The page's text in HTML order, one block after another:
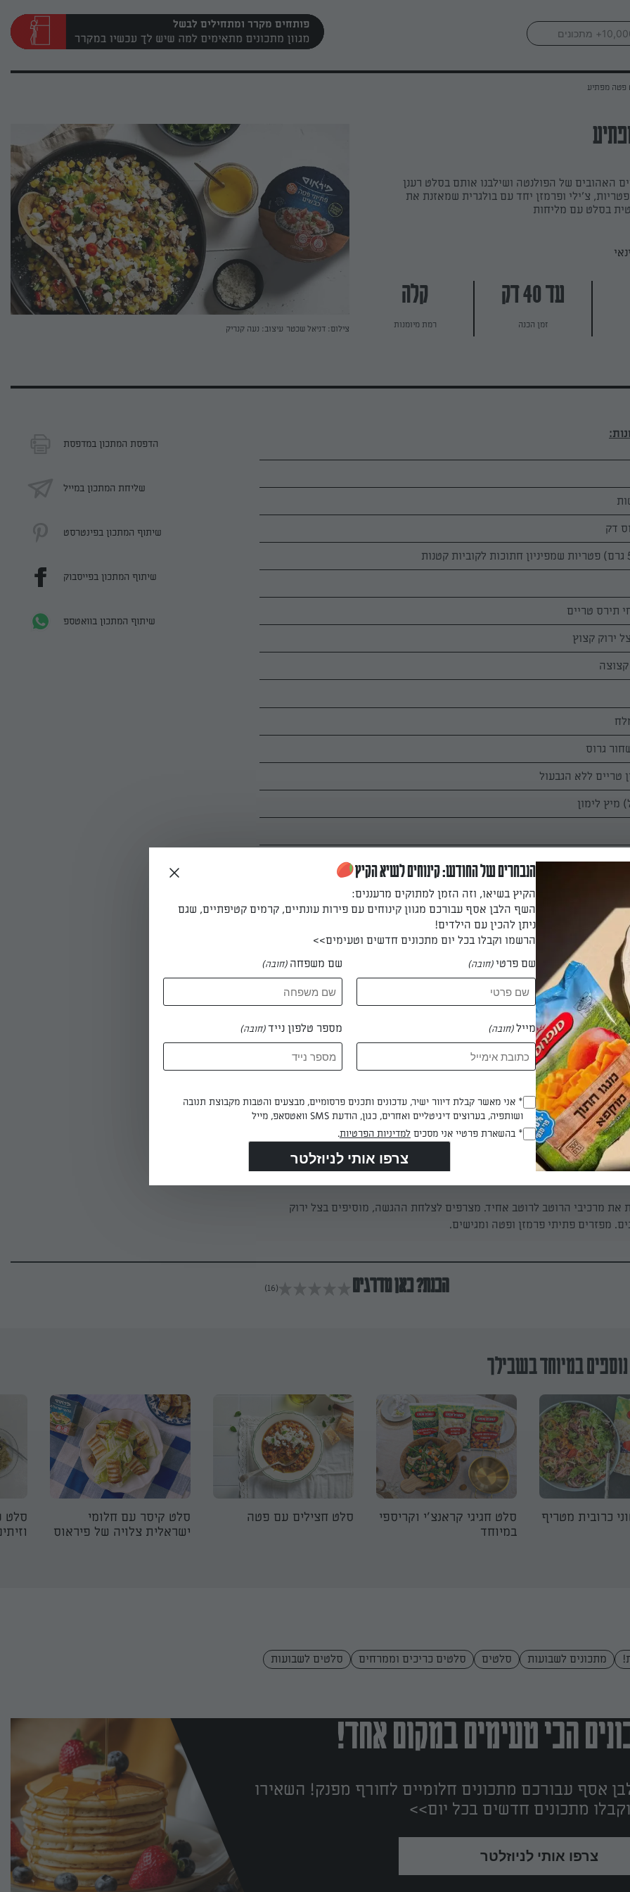
פותחים מקרר ומתחילים לבשל
פטה מפתיע
האהובים של הפולנטה ושילבנו אותם בסלט רענן
צ'ילי ופרמזן יחד עם בולגרית שמאזנת את
בסלט עם מליחות
עד 40 דק
זמן הכנה
קלה
רמת מיומנות צילום: דניאל שכטר עיצוב: נעה קנריק
לקערה, מצרפים את גרעיני התירס, מערבבים ומעבירים לצלחת הגשה.
דקות
את מרכיבי הרוטב לרוטב אחיד. מצרפים לצלחת ההגשה, מוסיפים בצל ירוק
מפזרים פתיתי פרמזן ופטה ומגישים.
הדפסת המתכון במדפסת
שליחת המתכון במייל
שיתוף המתכון בפינטרסט
שיתוף המתכון בפייסבוק
שיתוף המתכון בוואטספ
הכנת? כאן מדרגים (16)
במיוחד בשבילך
כרובית מטריף
סלט חגיגי קראנצ'י וקריספי
במיוחד
סלט חצילים עם פטה
סלט קיסר עם חלומי
ישראלית צלויה של פיראוס
סלט
מתכונים לשבועות סלטים סלטים כריכים וממרחים סלטים לשבועות
הכי טעימים במקום אחד!
אסף עבורכם מתכונים חלומיים לחורף מפנק! השאירו
מתכונים חדשים בכל יום>>
צרפו אותי לניוזלטר
הנבחרים של החודש: קינוחים לשיא הקיץ
הקיץ בשיאו, וזה הזמן למתוקים מרעננים:
השף הלבן אסף עבורכם מגוון קינוחים עם פירות עונתיים, קרמים קטיפתיים, שגם
ניתן להכין עם הילדים!
הרשמו וקבלו בכל יום מתכונים חדשים וטעימים>>
שם פרטי(חובה) שם משפחה (חובה)
מייל(חובה) מספר טלפון נייד(חובה)
Opt_In
(חובה)
* אני מאשר קבלת דיוור ישיר, עדכונים ותכנים פרסומיים, מבצעים והטבות מקבוצת תנובה
ושותפיה, בערוצים דיגיטליים ואחרים, כגון, הודעת SMS וואטסאפ, מייל
RegulationsApproved
* בהשארת פרטיי אני מסכים למדיניות הפרטיות.